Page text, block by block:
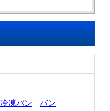
冷凍バン
バン